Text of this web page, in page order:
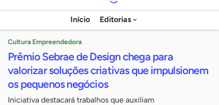
Agência
Sebrae
Notícias
Início Editorias
chave
Cultura Empreendedora
Prêmio Sebrae de Design chega para
valorizar soluções criativas que impulsionem
os pequenos negócios
Iniciativa destacará trabalhos que auxiliam